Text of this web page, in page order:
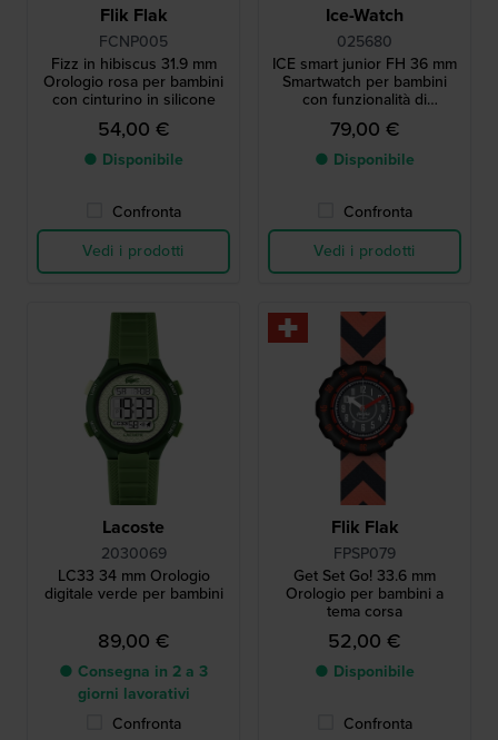
Flik Flak
FCNP005
Fizz in hibiscus 31.9 mm
Orologio rosa per bambini
con cinturino in silicone
54,00 €
● Disponibile
Confronta
Vedi i prodotti
Ice-Watch
025680
ICE smart junior FH 36 mm
Smartwatch per bambini
con funzionalità di
geolocalizzazione Android
Find Hub
79,00 €
● Disponibile
Confronta
Vedi i prodotti
Lacoste
2030069
LC33 34 mm Orologio
digitale verde per bambini
89,00 €
● Consegna in 2 a 3
giorni lavorativi
Confronta
Flik Flak
FPSP079
Get Set Go! 33.6 mm
Orologio per bambini a
tema corsa
52,00 €
● Disponibile
Confronta